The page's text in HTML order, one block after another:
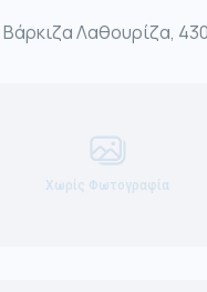
Λαθουρίζα,
Χωρίς Φωτογραφία